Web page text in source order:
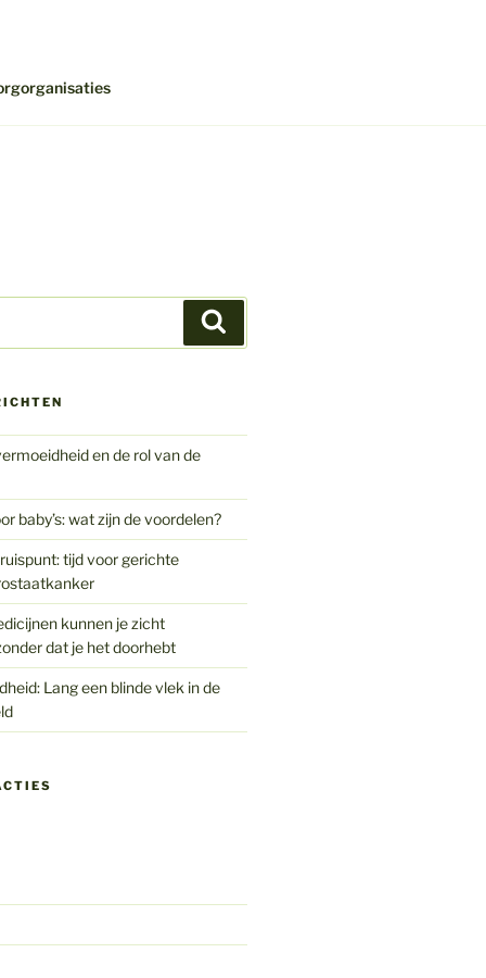
en de rol van de
baby’s: wat zijn de voordelen?
tijd voor gerichte
kunnen je zicht
dat je het doorhebt
Lang een blinde vlek in de